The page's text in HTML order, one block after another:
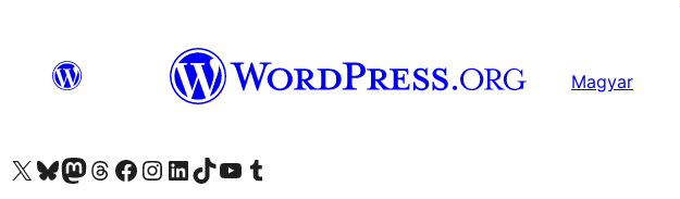
Magyar
Visit our X (formerly Twitter) account
Visit our Bluesky account
Twitter csatornánk
Visit our Threads account
Facebook oldalunk megtekintése
Visit our Instagram account
Visit our LinkedIn account
Visit our TikTok account
Visit our YouTube channel
Visit our Tumblr account